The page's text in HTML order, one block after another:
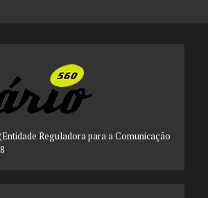
Reguladora para a Comunicação